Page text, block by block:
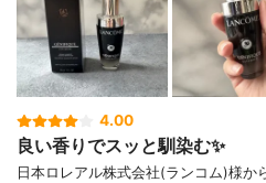
4.00
良い香りでスッと馴染む✨
日本ロレアル株式会社(ランコム)様か